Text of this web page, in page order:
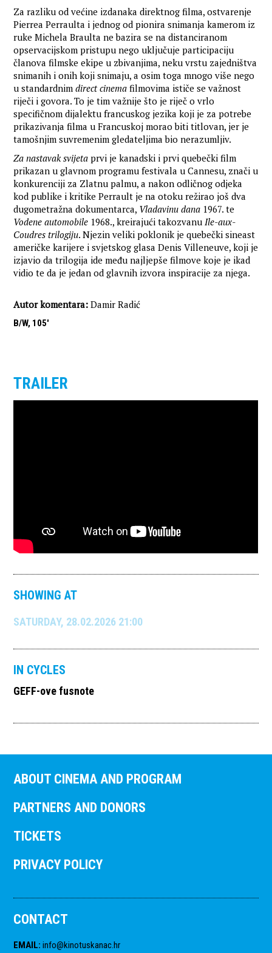
Za razliku od većine izdanaka direktnog filma, ostvarenje
Pierrea Perraulta i jednog od pionira snimanja kamerom iz
ruke Michela Braulta ne bazira se na distanciranom
opservacijskom pristupu nego uključuje participaciju
članova filmske ekipe u zbivanjima, neku vrstu zajedništva
snimanih i onih koji snimaju, a osim toga mnogo više nego
u standardnimdirect cinema filmovima ističe se važnost
riječi i govora. To je tim važnije što je riječ o vrlo
specifičnom dijalektu francuskog jezika koji je za potrebe
prikazivanja filma u Francuskoj morao biti titlovan, jer je
tamošnjim suvremenim gledateljima bio nerazumljiv.
Za nastavak svijetaprvi je kanadski i prvi quebečki film
prikazan u glavnom programu festivala u Cannesu, znači u
konkurenciji za Zlatnu palmu, a nakon odličnog odjeka
kod publike i kritike Perrault je na otoku režirao još dva
dugometražna dokumentarca, Vladavinu dana 1967. te
Vodene automobile 1968., kreirajući takozvanuIle-aux-
Coudres trilogiju. Njezin veliki poklonik je quebečki sineast
američke karijere i svjetskog glasa Denis Villeneuve, koji je
izjavio da trilogija ide među najljepše filmove koje je ikad
vidio te da je jedan od glavnih izvora inspiracije za njega.
Autor komentara: Damir Radić
B/W, 105'
TRAILER
SHOWING AT
SATURDAY, 28.02.2026 21:00
IN CYCLES
GEFF-ove fusnote
ABOUT CINEMA AND PROGRAM
PARTNERS AND DONORS
TICKETS
PRIVACY POLICY
CONTACT
EMAIL: info@kinotuskanac.hr